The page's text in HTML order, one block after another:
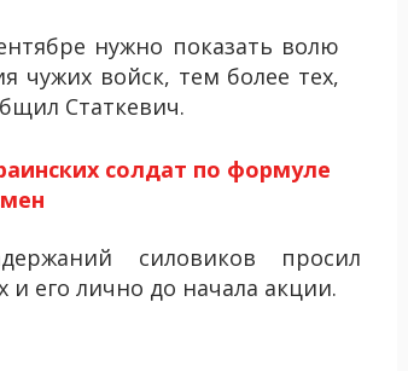
нужно показать волю
чужих войск, тем более тех,
Статкевич.
солдат по формуле
силовиков просил
его лично до начала акции.